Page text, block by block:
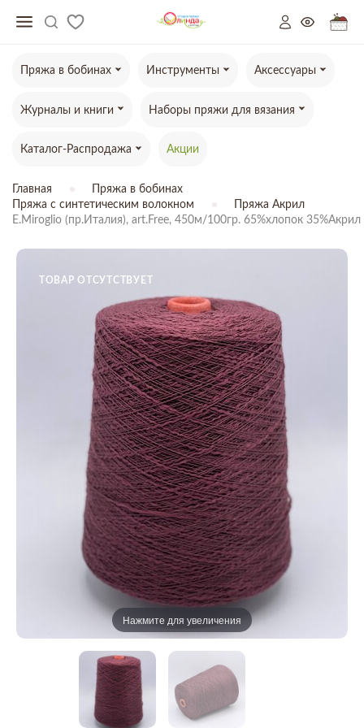
Пряжа в бобинах Инструменты Аксессуары
Журналы и книги Наборы пряжи для вязания
Каталог-Распродажа Акции
Главная
Пряжа в бобинах
Пряжа с синтетическим волокном
Пряжа Акрил
E.Miroglio (пр.Италия), art.Free, 450м/100гр. 65%хлопок 35%Акрил
ТОВАР ОТСУТСТВУЕТ
Нажмите для увеличения